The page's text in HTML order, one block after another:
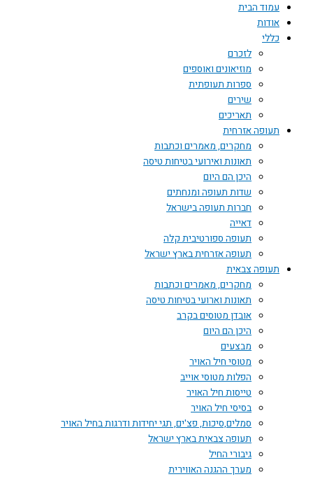
עמוד הבית
אודות
כללי
לזכרם
מוזיאונים ואוספים
ספרות תעופתית
שירים
תאריכים
תעופה אזרחית
מחקרים, מאמרים וכתבות
תאונות ואירועי בטיחות טיסה
היכן הם היום
שדות תעופה ומנחתים
חברות תעופה בישראל
דאייה
תעופה ספורטיבית קלה
תעופה אזרחית בארץ ישראל
תעופה צבאית
מחקרים, מאמרים וכתבות
תאונות וארועי בטיחות טיסה
אובדן מטוסים בקרב
היכן הם היום
מבצעים
מטוסי חיל האויר
הפלות מטוסי אוייב
טייסות חיל האויר
בסיסי חיל האויר
סמלים,סיכות, פצ'ים, תגי יחידות ודרגות בחיל האויר
תעופה צבאית בארץ ישראל
גיבורי החיל
מערך ההגנה האווירית